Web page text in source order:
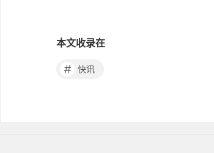
本文收录在
# 快讯